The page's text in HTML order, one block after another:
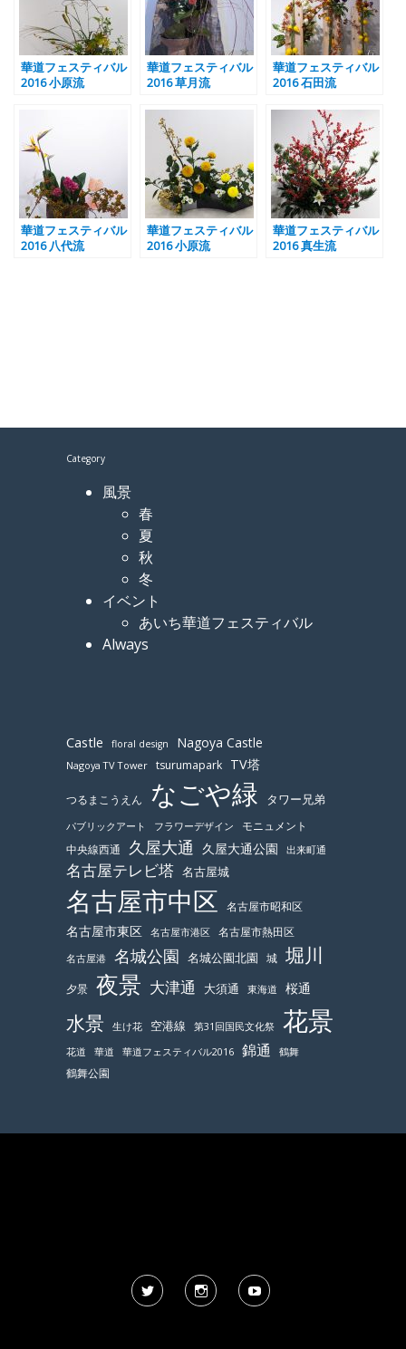
華道フェスティバル
2016 小原流
華道フェスティバル
2016 草月流
華道フェスティバル
2016 石田流
華道フェスティバル
2016 八代流
華道フェスティバル
2016 小原流
華道フェスティバル
2016 真生流
Category
風景
春
夏
秋
冬
イベント
あいち華道フェスティバル
Always
Castle floral design Nagoya Castle
Nagoya TV Tower tsurumapark TV塔
つるまこうえん なごや緑 タワー兄弟
パブリックアート フラワーデザイン
モニュメント
中央線西通
久屋大通 久屋大通公園 出来町通
名古屋テレビ塔 名古屋城
名古屋市中区 名古屋市昭和区
名古屋市東区 名古屋市港区 名古屋市熱田区
名古屋港 名城公園 名城公園北園 城 堀川
夕景 夜景 大津通 大須通 東海道 桜通
水景 生け花 空港線 第31回国民文化祭 花景
花道 華道 華道フェスティバル2016 錦通 鶴舞
鶴舞公園